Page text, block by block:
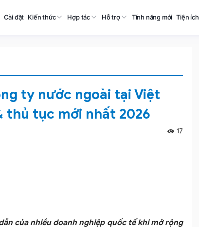
Cài đặt Kiến thức Hợp tác Hỗ trợ Tính năng mới Tiện ích
ty nước ngoài tại Việt
thủ tục mới nhất 2026
17
của nhiều doanh nghiệp quốc tế khi mở rộng